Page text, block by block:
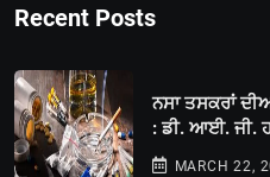
Recent Posts
ਨਸਾ ਤਸਕਰਾਂ
: ਡੀ. ਆਈ. ਜੀ.
MARCH 22,